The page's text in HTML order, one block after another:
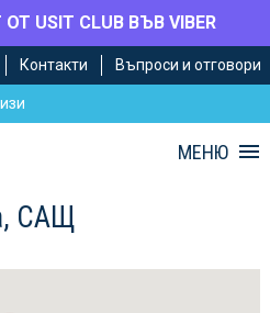
USIT CLUB ВЪВ VIBER
Контакти Въпроси и отговори
МЕНЮ
САЩ